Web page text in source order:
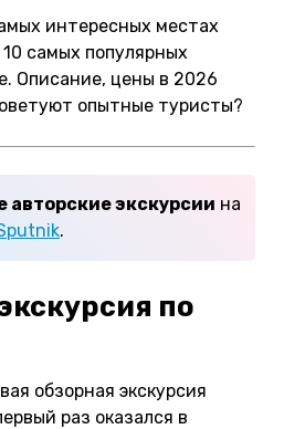
интересных местах
самых популярных
Описание, цены в 2026
опытные туристы?
экскурсии на
.
по
обзорная экскурсия
раз оказался в